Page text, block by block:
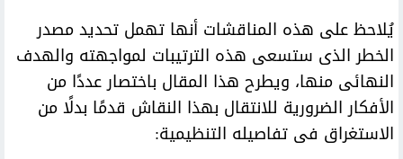
يُلاحظ على هذه المناقشات أنها تهمل تحديد مصدر
الخطر الذى ستسعى هذه الترتيبات لمواجهته والهدف
النهائى منها، ويطرح هذا المقال باختصار عددًا من
الأفكار الضرورية للانتقال بهذا النقاش قدمًا بدلًا من
الاستغراق فى تفاصيله التنظيمية: